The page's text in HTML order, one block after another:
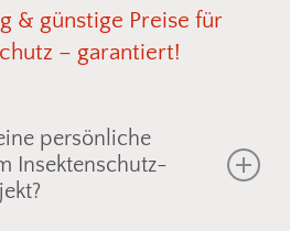
& günstige Preise für
– garantiert!
persönliche
Insektenschutz-